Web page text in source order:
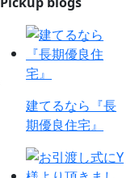
建てるなら『長
期優良住宅』